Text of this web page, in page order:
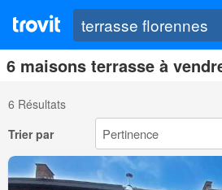
6 maisons terrasse à
6 Résultats
Trier par